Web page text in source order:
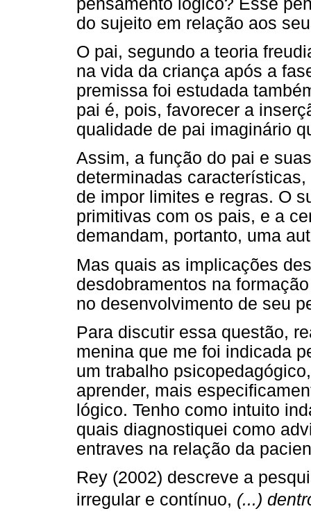
pensamento lógico? Esse
do sujeito em relação aos
O pai, segundo a teoria
na vida da criança após a
premissa foi estudada
pai é, pois, favorecer a
qualidade de pai imaginário
Assim, a função do pai e
determinadas
de impor limites e regras. O
primitivas com os pais, e a
demandam, portanto, uma
Mas quais as implicações
desdobramentos na
no desenvolvimento de seu
Para discutir essa questão,
menina que me foi indicada
um trabalho
aprender, mais
lógico. Tenho como intuito
quais diagnostiquei como
entraves na relação da
Rey (2002) descreve a
irregular e contínuo, (...)